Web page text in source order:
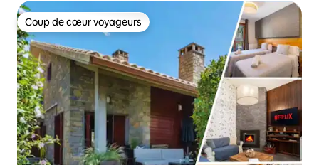
Coup de cœur voyageurs
Coup de cœur voyageurs